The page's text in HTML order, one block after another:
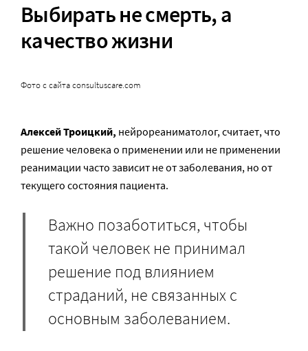
Выбирать не смерть, а
качество жизни
Фото с сайта consultuscare.com
Алексей Троицкий, нейрореаниматолог, считает, что
решение человека о применении или не применении
реанимации часто зависит не от заболевания, но от
текущего состояния пациента.
Важно позаботиться, чтобы
такой человек не принимал
решение под влиянием
страданий, не связанных с
основным заболеванием.